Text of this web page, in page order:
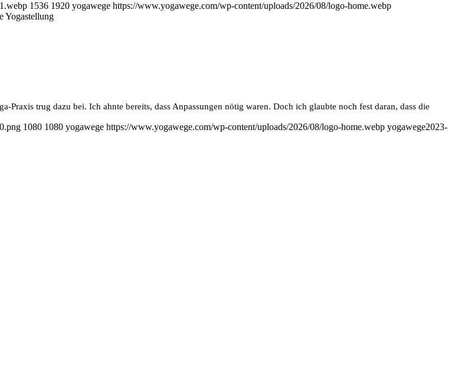
Praxis trug dazu bei. Ich ahnte bereits, dass Anpassungen nötig waren. Doch ich glaubte noch fest daran, dass die
1536 1920 yogawege https://www.yogawege.com/wp-content/uploads/2026/08/logo-home.webp
Yogastellung
1080 1080 yogawege https://www.yogawege.com/wp-content/uploads/2026/08/logo-home.webp yogawege2023-